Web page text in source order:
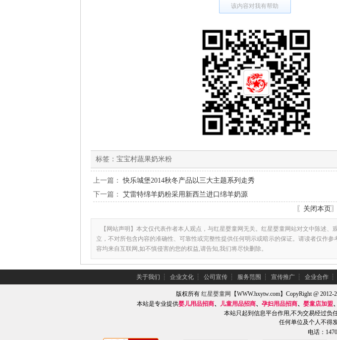
该内容对我有帮助
标签： 宝宝村蔬果奶米粉
上一篇：快乐城堡2014秋冬产品以三大主题系列走秀
下一篇： 艾雷特绵羊奶粉采用新西兰进口绵羊奶源
〖 关闭本页
【网站声明】本文仅代表作者本人观点，与红星婴童网无关。红星婴童网站对文中陈述、
立，不对所包含内容的准确性、可靠性或完整性提供任何明示或暗示的保证。请读者仅作参
容均来自互联网,如不慎侵害的您的权益,请告知,我们将尽快删除。
关于我们 ┆ 企业文化 ┆ 公司宣传 ┆ 服务范围 ┆ 宣传推广 ┆ 企业合作 ┆
版权所有 红星婴童网 【WWW.hxytw.com】CopyRight @
本站是专业提供婴儿用品招商、 儿童用品招商、 孕妇用品招商、 婴童店加盟、
本站只起到信息平台作用,不为交易经过负
任何单位及个人不得
电话：